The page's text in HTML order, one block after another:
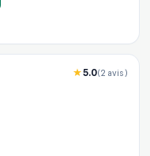
5.0(2 avis)